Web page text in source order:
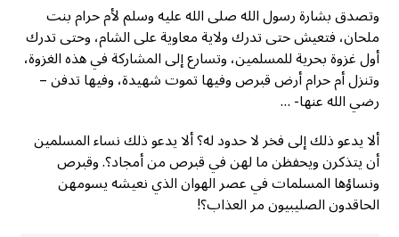
وتصدق بشارة رسول الله صلى الله عليه وسلم لأم حرام بنت
ملحان، فتعيش حتى تدرك ولاية معاوية على الشام، وحتى تدرك
أول غزوة بحرية للمسلمين، وتسارع إلى المشاركة في هذه الغزوة،
وتنزل أم حرام أرض قبرص وفيها تموت شهيدة، وفيها تدفن –
رضي الله عنها- …
ألا يدعو ذلك إلى فخر لا حدود له؟ ألا يدعو ذلك نساء المسلمين
أن يتذكرن ويحفظن ما لهن في قبرص من أمجاد؟. وقبرص
ونساؤها المسلمات في عصر الهوان الذي نعيشه يسومهن
الحاقدون الصليبيون مر العذاب؟!